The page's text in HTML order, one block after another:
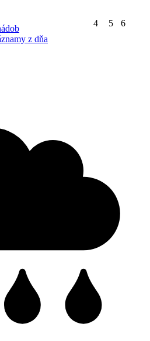
z dňa
4 5 6